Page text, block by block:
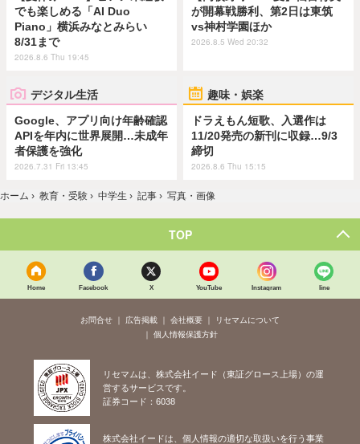
でも楽しめる「AI Duo
Piano」横浜みなとみらい
8/31まで
2026.8.6 Thu 19:45
が開幕戦勝利、第2日は東筑
vs神村学園ほか
2026.8.5 Wed 20:32
デジタル生活
Google、アプリ向け年齢確認
APIを年内に世界展開…未成年
者保護を強化
2026.7.31 Fri 13:45
趣味・娯楽
ドラえもん短歌、入選作は
11/20発売の新刊に収録…9/3
締切
2026.8.6 Thu 15:15
ホーム › 教育・受験 › 中学生 › 記事 › 写真・画像
TOP
Home Facebook X YouTube Instagram line
お問合せ 広告掲載 会社概要
リセマムについて
個人情報保護方針
リセマムは、株式会社イード（東証グロース上場）の運
営するサービスです。
証券コード：6038
株式会社イードは、個人情報の適切な取扱いを行う事業